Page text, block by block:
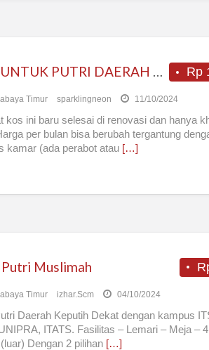
Rp
KOS UNTUK PUTRI DAERAH KLAMPIS (SURABAYA TIMUR)
Timur sparklingneon 11/10/2024
kos ini baru selesai di renovasi dan hanya
per bulan bisa berubah tergantung
kamar (ada perabot atau […]
Muslimah
Timur izhar.Scm 04/10/2024
Daerah Keputih Dekat dengan kampus
ITATS. Fasilitas – Lemari – Meja –
Dengan 2 pilihan […]